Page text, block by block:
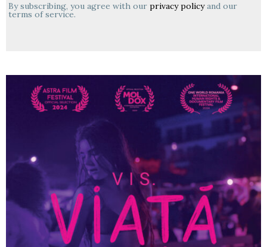
By subscribing, you agree with our privacy policyand our
terms of service.